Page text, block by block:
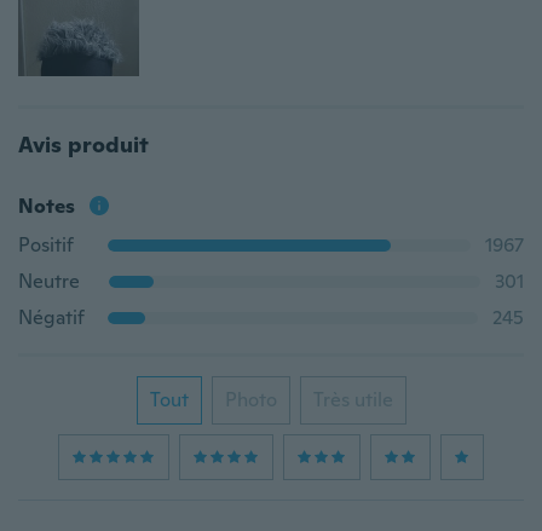
Avis produit
Notes
Positif
1967
Neutre
301
Négatif
245
Tout Photo Très utile